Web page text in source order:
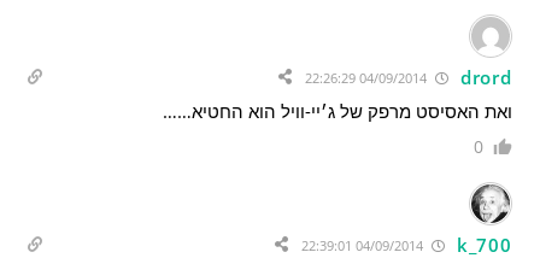
drord
ואת האסיסט מרפק של ג׳יי-וויל הוא החטיא……
0
k_700